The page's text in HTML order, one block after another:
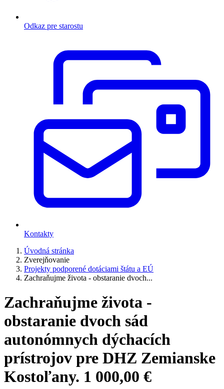
Odkaz pre starostu
Kontakty
Úvodná stránka
Zverejňovanie
Projekty podporené dotáciami štátu a EÚ
Zachraňujme života - obstaranie dvoch...
Zachraňujme života -
obstaranie dvoch sád
autonómnych dýchacích
prístrojov pre DHZ Zemianske
Kostoľany. 1 000,00 €